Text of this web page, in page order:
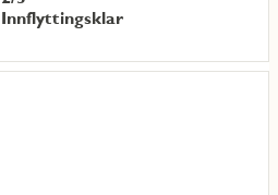
Innflyttingsklar